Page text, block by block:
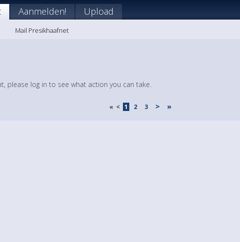
Aanmelden! Upload
Mail Presikhaafnet
please log in to see what action you can take.
« < 1 2 3 > »